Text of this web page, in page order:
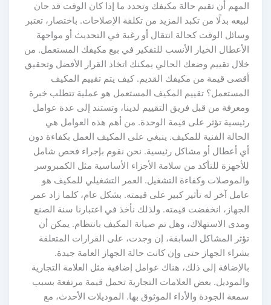
المهم أن تقيم حالة مكيفك وتحدد ما إذا كان الوقت قد حان
لبيعه بدلًا من تكبد المزيد من تكلفة الإصلاحات. باختصار، تعتبر
وسائل الوقت كحالة انتقال أو رغبة في التحديث أو مواجهة
الأعطال الخيار الأنسب للتفكير في بيع مكيفك المستعمل. من
خلال تقييم وضعك الحالي يمكنك اتخاذ القرار الأفضل وتحقيق
أقصى قيمة من مكيفك القديم. كيف يتم تقييم المكيف
المستعمل؟ تقييم المكيف المستعمل هو عملية تتطلب خبرة
ومعرفة من قبل فريق التقييم لدينا، وتستند إلى عدة عوامل
رئيسية تؤثر على قيمة الوحدة. من أهم هذه العوامل هي
الحالة الفنية للمكيف. ينبغي على المكيف العمل بكفاءة دون
أي أعطال أو مشاكل رئيسية. نحن نقوم بإجراء فحص شامل
للأجهزة للتأكد من سلامة الأجزاء الأساسية مثل الكمبروسر
والموصلات وكفاءة التشغيل. العمر التشغيلي للمكيف هو
عامل آخر له تأثير كبير على قيمته. بشكل عام، كلما زاد عمر
الجهاز، انخفضت قيمته. ولذلك نأخذ في اعتبارنا سنة الصنع
ومدى الاستهلاك، وهل تم صيانة المكيف بانتظام. يمكن أن
تؤثر المشاكل السابقة، إن وجدت، على القرارات المتعلقة
بشراء الجهاز حتى وإن كانت حالة الجهاز العامة جيدة.
بالإضافة إلى ذلك، هناك عوامل إضافية مثل العلامة التجارية
والموديل. بعض العلامات التجارية تحمل قيمة مرتفعة بسبب
سمعة الجودة والأداء الموثوق بها. الموديلات الأحدث، مع